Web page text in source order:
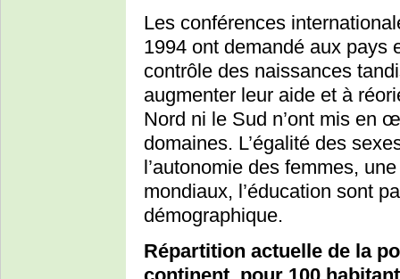
Les conférences
1994 ont demandé aux pays
contrôle des naissances
augmenter leur aide et à
Nord ni le Sud n’ont mis en
domaines. L’égalité des
l’autonomie des femmes,
mondiaux, l’éducation sont
démographique.
Répartition actuelle de la